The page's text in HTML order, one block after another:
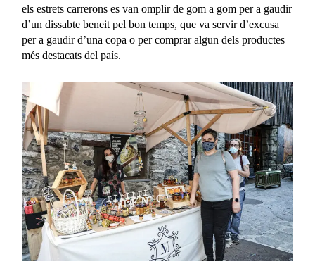
els estrets carrerons es van omplir de gom a gom per a gaudir
d’un dissabte beneit pel bon temps, que va servir d’excusa
per a gaudir d’una copa o per comprar algun dels productes
més destacats del país.